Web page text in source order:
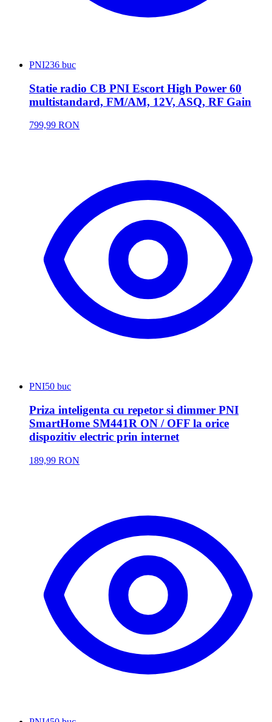
PNI236 buc
Statie radio CB PNI Escort High Power 60
multistandard, FM/AM, 12V, ASQ, RF Gain
799,99 RON
PNI50 buc
Priza inteligenta cu repetor si dimmer PNI
SmartHome SM441R ON / OFF la orice
dispozitiv electric prin internet
189,99 RON